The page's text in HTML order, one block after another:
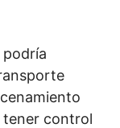
tener control